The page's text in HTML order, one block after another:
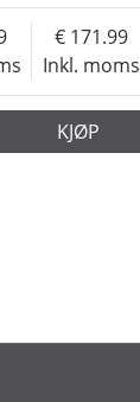
Inkl. moms
171.99
KJØP